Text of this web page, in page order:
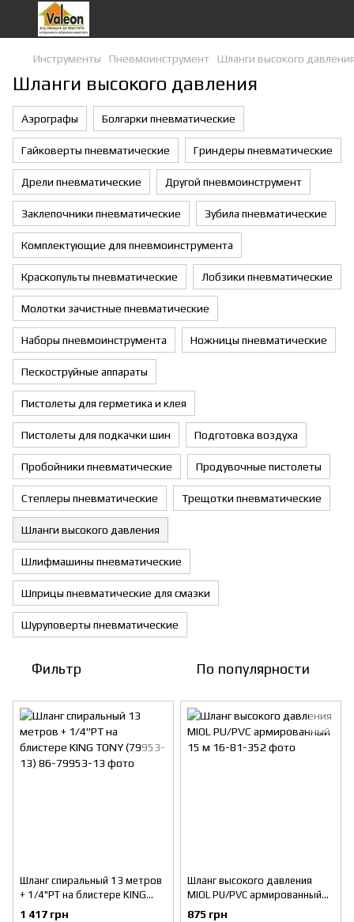
Инструменты Пневмоинструмент Шланги высокого
Шланги высокого давления
Аэрографы Болгарки пневматические
Гайковерты пневматические Гриндеры пневматические
Дрели пневматические Другой пневмоинструмент
Заклепочники пневматические Зубила пневматические
Комплектующие для пневмоинструмента
Краскопульты пневматические Лобзики пневматические
Молотки зачистные пневматические
Наборы пневмоинструмента Ножницы пневматические
Пескоструйные аппараты
Пистолеты для герметика и клея
Пистолеты для подкачки шин Подготовка воздуха
Пробойники пневматические Продувочные пистолеты
Степлеры пневматические Трещотки пневматические
Шланги высокого давления
Шлифмашины пневматические
Шприцы пневматические для смазки
Шуруповерты пневматические
Фильтр По популярности
Шланг спиральный 13 метров
+ 1/4"PT на блистере KING
TONY (79953-13)
1 417 грн
Шланг высокого давления
MIOL PU/PVC армированный
15 м
875 грн